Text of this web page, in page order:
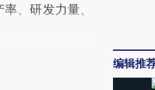
、研发力量、
编辑推